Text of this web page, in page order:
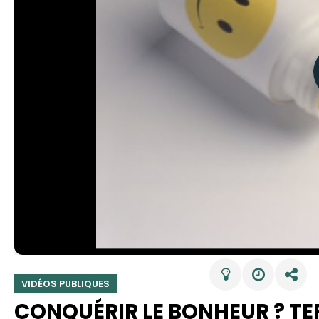
VIDÉOS PUBLIQUES
CONQUÉRIR LE BONHEUR ?